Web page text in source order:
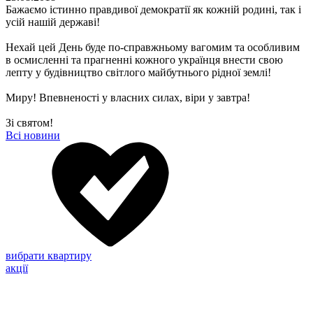
Бажаємо істинно правдивої демократії як кожній родині, так і
усій нашій державі!
Нехай цей День буде по-справжньому вагомим та особливим
в осмисленні та прагненні кожного українця внести свою
лепту у будівництво світлого майбутнього рідної землі!
Миру! Впевненості у власних силах, віри у завтра!
Зі святом!
Всі новини
вибрати квартиру
акції